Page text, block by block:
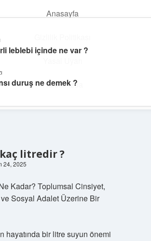
Anasayfa
Hakkımızda
Neşeli Fikir Köşesi
neşe katan kısa hikayeler!
litredir ?
24, 2025
Kadar? Toplumsal Cinsiyet,
Sosyal Adalet Üzerine Bir
hayatında bir litre suyun önemi
leblebi içinde ne var ?
duruş ne demek ?